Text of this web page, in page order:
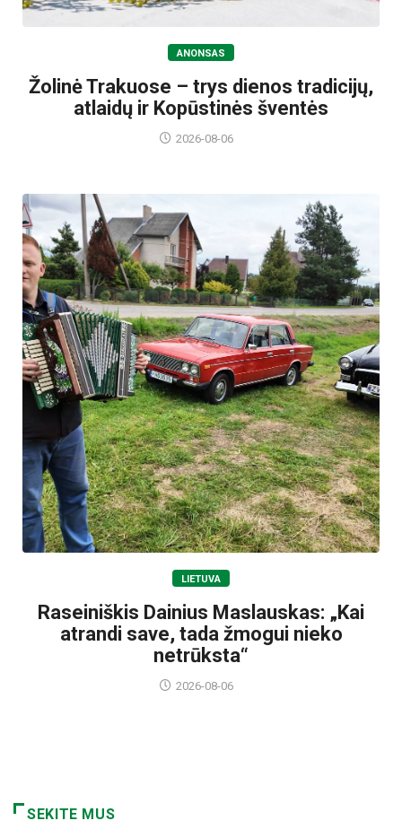
ANONSAS
Žolinė Trakuose – trys dienos tradicijų,
atlaidų ir Kopūstinės šventės
2026-08-06
LIETUVA
Raseiniškis Dainius Maslauskas: „Kai
atrandi save, tada žmogui nieko
netrūksta“
2026-08-06
SEKITE MUS